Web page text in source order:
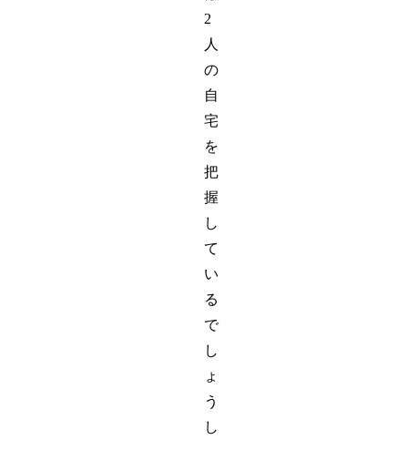
2
人
の
自
宅
を
把
握
し
て
い
る
で
し
ょ
う
し